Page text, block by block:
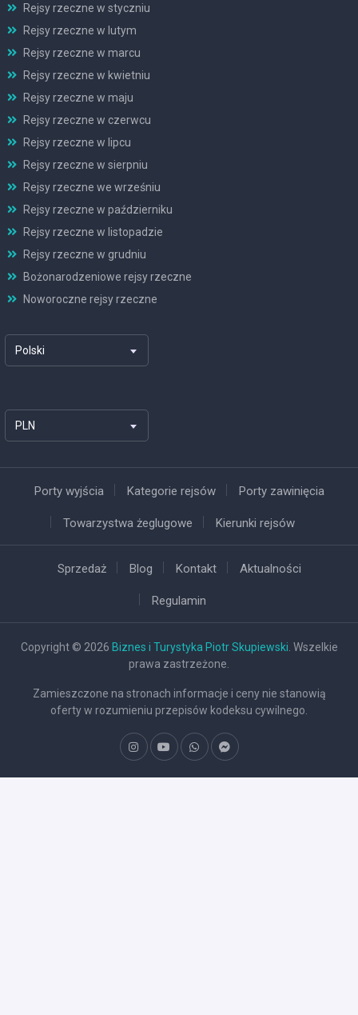
Rejsy rzeczne w styczniu
Rejsy rzeczne w lutym
Rejsy rzeczne w marcu
Rejsy rzeczne w kwietniu
Rejsy rzeczne w maju
Rejsy rzeczne w czerwcu
Rejsy rzeczne w lipcu
Rejsy rzeczne w sierpniu
Rejsy rzeczne we wrześniu
Rejsy rzeczne w październiku
Rejsy rzeczne w listopadzie
Rejsy rzeczne w grudniu
Bożonarodzeniowe rejsy rzeczne
Noworoczne rejsy rzeczne
Polski
PLN
Porty wyjścia Kategorie rejsów Porty zawinięcia
Towarzystwa żeglugowe Kierunki rejsów
Sprzedaż Blog Kontakt Aktualności
Regulamin
Copyright © 2026 Biznes i Turystyka Piotr Skupiewski . Wszelkie
prawa zastrzeżone.
Zamieszczone na stronach informacje i ceny nie stanowią
oferty w rozumieniu przepisów kodeksu cywilnego.